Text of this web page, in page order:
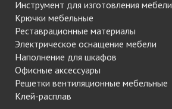
Инструмент для изготовления мебели
Крючки мебельные
Реставрационные материалы
Электрическое оснащение мебели
Наполнение для шкафов
Офисные аксессуары
Решетки вентиляционные мебельные
Клей-расплав